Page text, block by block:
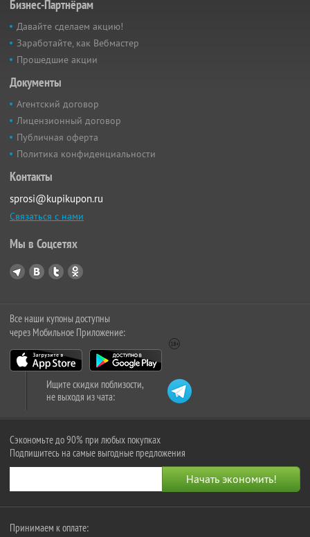
Бизнес-Партнёрам
Давайте сделаем акцию!
Заработайте, как Вебмастер
Прошедшие акции
Документы
Агентский договор
Лицензионный договор
Публичная оферта
Политика конфиденциальности
Контакты
sprosi@kupikupon.ru
Связаться с нами
Мы в Соцсетях
Все наши купоны доступны
через Мобильное Приложение:
Ищите скидки поблизости,
не выходя из чата:
Сэкономьте до 90% при любых покупках
Подпишитесь на самые выгодные предложения
Принимаем к оплате: